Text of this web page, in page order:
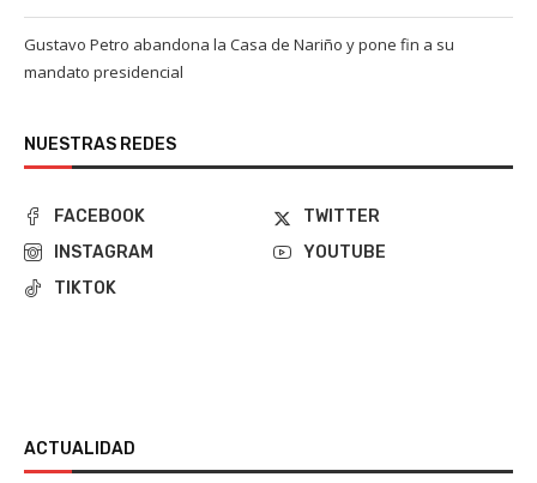
Gustavo Petro abandona la Casa de Nariño y pone fin a su
mandato presidencial
NUESTRAS REDES
FACEBOOK
TWITTER
INSTAGRAM
YOUTUBE
TIKTOK
ACTUALIDAD